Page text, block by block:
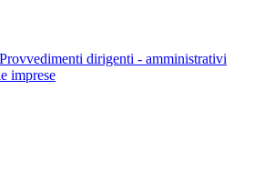
Provvedimenti dirigenti - amministrativi
imprese